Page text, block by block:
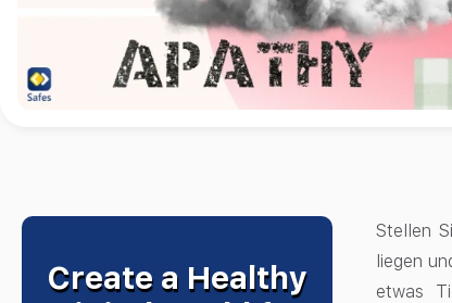
Create a Healthy
Stellen
liegen
etwas